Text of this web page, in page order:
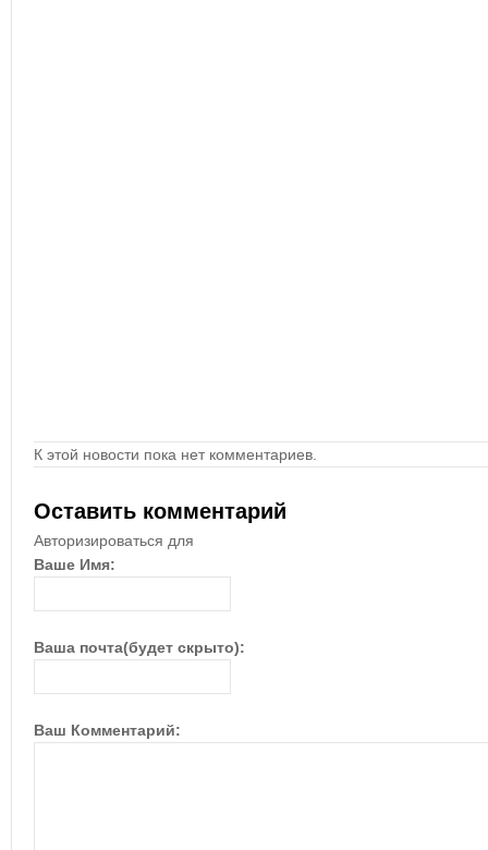
К этой новости пока нет комментариев.
Оставить комментарий
Авторизироваться для
Ваше Имя:
Ваша почта(будет скрыто):
Ваш Комментарий: